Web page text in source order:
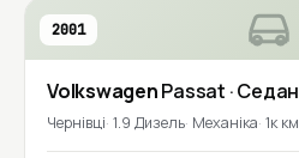
2001
VolkswagenPassat · Седан
Чернівці 1.9 Дизель Механіка 1к км